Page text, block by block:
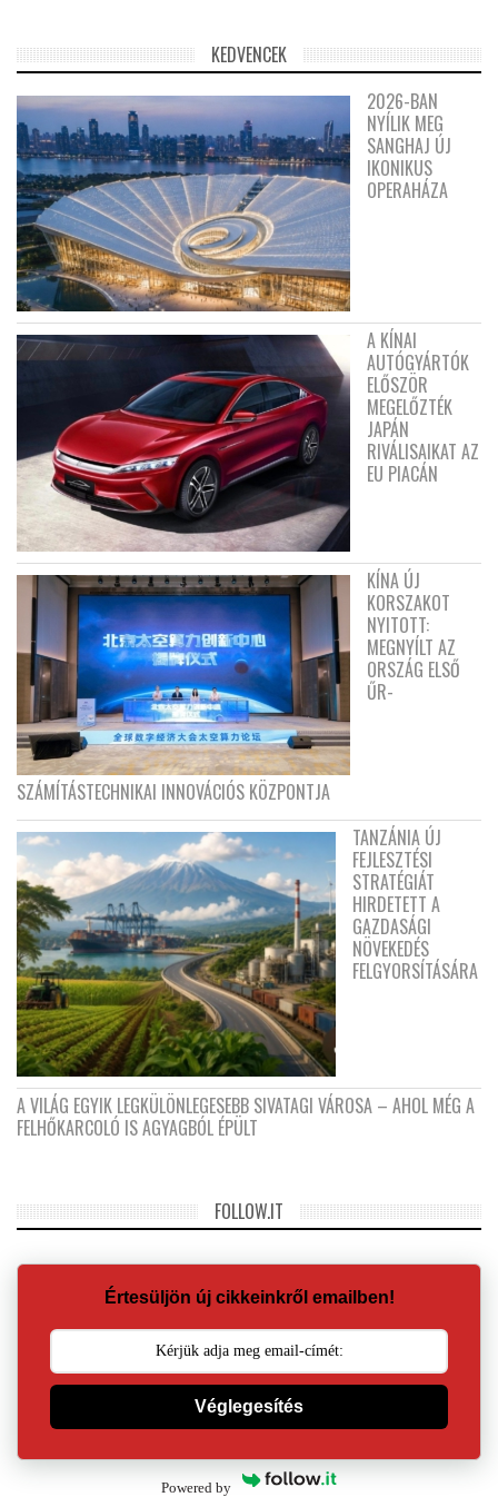
KEDVENCEK
2026-BAN
NYÍLIK MEG
SANGHAJ ÚJ
IKONIKUS
OPERAHÁZA
A KÍNAI
AUTÓGYÁRTÓK
ELŐSZÖR
MEGELŐZTÉK
JAPÁN
RIVÁLISAIKAT AZ
EU PIACÁN
KÍNA ÚJ
KORSZAKOT
NYITOTT:
MEGNYÍLT AZ
ORSZÁG ELSŐ
ŰR-
SZÁMÍTÁSTECHNIKAI INNOVÁCIÓS KÖZPONTJA
TANZÁNIA ÚJ
FEJLESZTÉSI
STRATÉGIÁT
HIRDETETT A
GAZDASÁGI
NÖVEKEDÉS
FELGYORSÍTÁSÁRA
A VILÁG EGYIK LEGKÜLÖNLEGESEBB SIVATAGI VÁROSA – AHOL MÉG A
FELHŐKARCOLÓ IS AGYAGBÓL ÉPÜLT
FOLLOW.IT
Értesüljön új cikkeinkről emailben!
Véglegesítés
Powered by